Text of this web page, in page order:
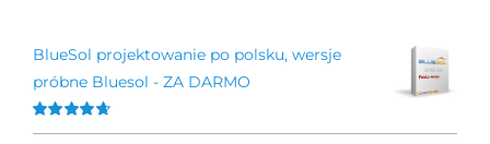
BlueSol projektowanie po polsku, wersje
próbne Bluesol - ZA DARMO
Oceniono